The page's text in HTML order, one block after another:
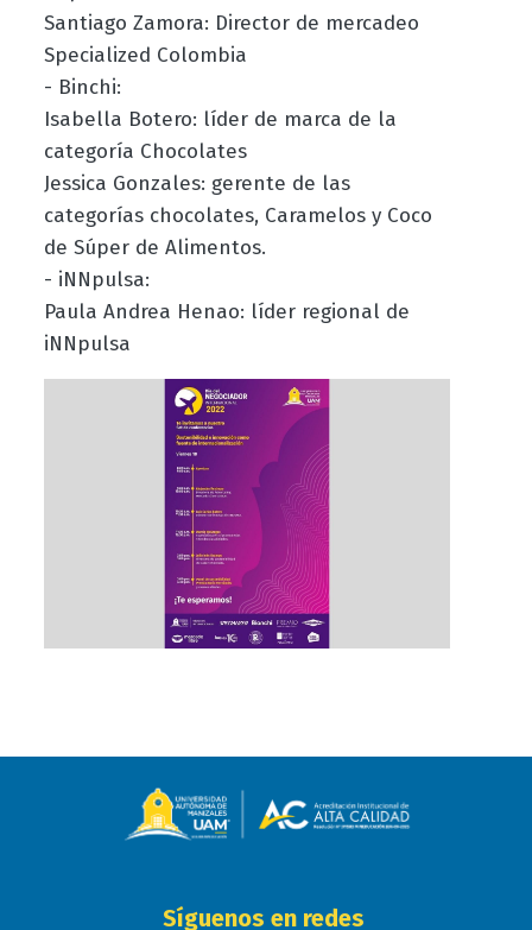
Santiago Zamora: Director de mercadeo
Specialized Colombia
- Binchi:
Isabella Botero: líder de marca de la
categoría Chocolates
Jessica Gonzales: gerente de las
categorías chocolates, Caramelos y Coco
de Súper de Alimentos.
- iNNpulsa:
Paula Andrea Henao: líder regional de
iNNpulsa
Síguenos en redes